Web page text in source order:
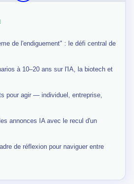
de l'endiguement" : le défi central de
à 10–20 ans sur l'IA, la biotech et
pour agir — individuel, entreprise,
annonces IA avec le recul d'un
de réflexion pour naviguer entre